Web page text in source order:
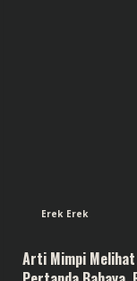
Erek Erek
Arti Mimpi